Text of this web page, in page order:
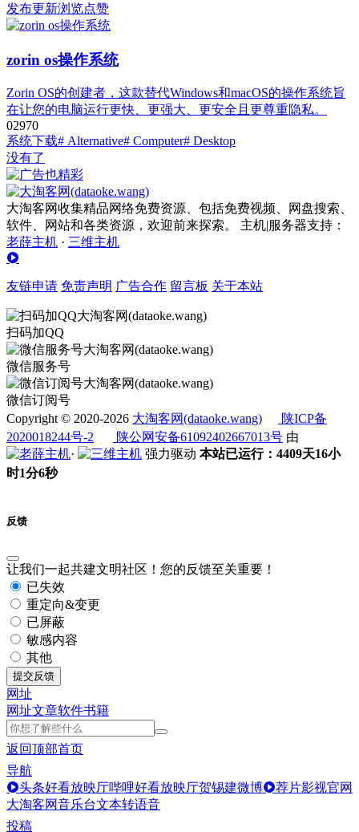
发布更新浏览点赞
zorin os操作系统
Zorin OS的创建者，这款替代Windows和macOS的操作系统旨
在让您的电脑运行更快、更强大、更安全且更尊重隐私。
02970
系统下载# Alternative# Computer# Desktop
没有了
大淘客网收集精品网络免费资源、包括免费视频、网盘搜索、
软件、网站和各类资源，欢迎前来探索。 主机|服务器支持：
老薛主机 · 三维主机
友链申请 免责声明 广告合作 留言板 关于本站
扫码加QQ
微信服务号
微信订阅号
Copyright © 2020-2026 大淘客网(dataoke.wang)
陕ICP备
2020018244号-2
陕公网安备61092402667013号 由
·
强力驱动 本站已运行：4409天16小
时1分6秒
反馈
让我们一起共建文明社区！您的反馈至关重要！
已失效
重定向&变更
已屏蔽
敏感内容
其他
提交反馈
网址
网址文章软件书籍
返回顶部首页
导航
头条好看放映厅哔哩好看放映厅贺锡建微博
荐片影视官网
大淘客网音乐台文本转语音
投稿